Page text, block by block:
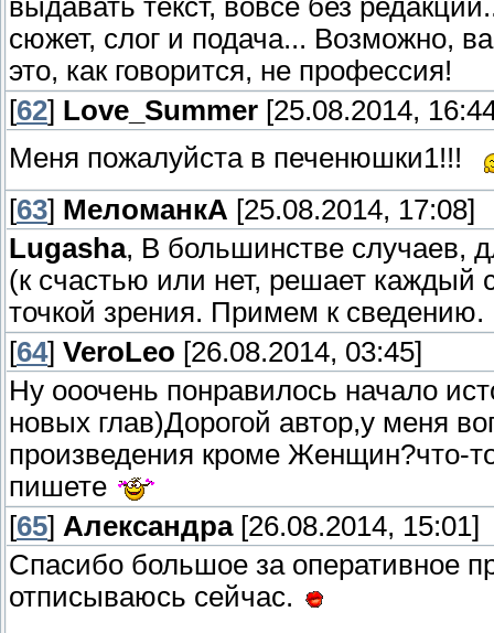
выдавать текст, вовсе без
сюжет, слог и подача... Возможно,
это, как говорится, не профессия!
[62] Love_Summer [25.08.2014,
Меня пожалуйста в печенюшки1!!!
[63] МеломанкА [25.08.2014, 17:08]
Lugasha, В большинстве случаев,
(к счастью или нет, решает каждый
точкой зрения. Примем к сведению.
[64] VeroLeo [26.08.2014, 03:45]
Ну ооочень понравилось начало
новых глав)Дорогой автор,у меня
произведения кроме Женщин?что-
пишете
[65] Александра[26.08.2014, 15:01]
Спасибо большое за оперативное
отписываюсь сейчас.